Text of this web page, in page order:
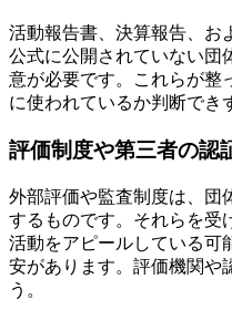
活動報告書、決算報告、お
公式に公開されていない団
意が必要です。これらが整
に使われているか判断でき
評価制度や第三者の認
外部評価や監査制度は、団
するものです。それらを受
活動をアピールしている可
安があります。評価機関や
う。